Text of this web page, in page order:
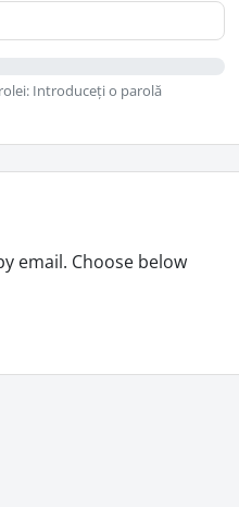
Introduceți o parolă
email. Choose below